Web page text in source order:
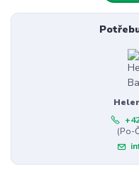
(Po-